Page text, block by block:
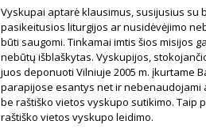
Vyskupai aptarė klausimus, susijusius su
pasikeitusios liturgijos ar nusidėvėjimo
būti saugomi. Tinkamai imtis šios misijos
nebūtų išblaškytas. Vyskupijos,
juos deponuoti Vilniuje 2005 m. įkurtame
parapijose esantys net ir nebenaudojami
be raštiško vietos vyskupo sutikimo. Taip
raštiško vietos vyskupo leidimo.